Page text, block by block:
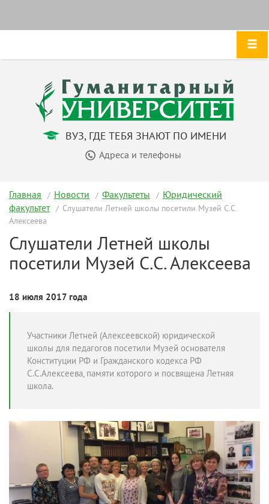
ВУЗ, ГДЕ ТЕБЯ ЗНАЮТ ПО ИМЕНИ
Адреса и телефоны
Главная Новости Факультеты
Юридический
факультет
Слушатели Летней школы посетили Музей С.С.
Алексеева
Слушатели Летней школы
посетили Музей С.С. Алексеева
18 июля 2017 года
Участники Летней (Алексеевской) юридической
школы для педагогов посетили Музей основателя
Конституции РФ и Гражданского кодекса РФ
С.С.Алексеева, памяти которого и посвящена Летняя
школа.